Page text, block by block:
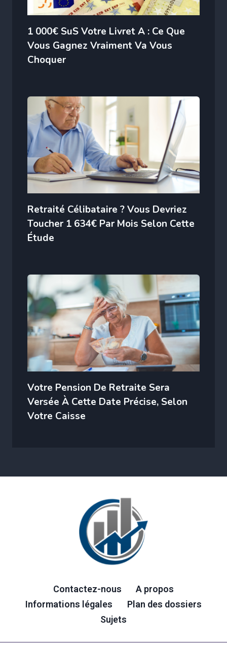
1 000€ SuS Votre Livret A : Ce Que
Vous Gagnez Vraiment Va Vous
Choquer
Retraité Célibataire ? Vous Devriez
Toucher 1 634€ Par Mois Selon Cette
Étude
Votre Pension De Retraite Sera
Versée À Cette Date Précise, Selon
Votre Caisse
Contactez-nous
A propos
Informations légales
Plan des dossiers
Sujets